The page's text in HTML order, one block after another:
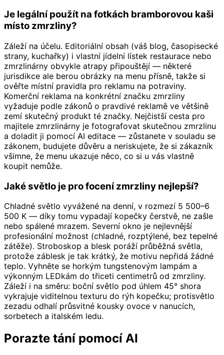
Je legální použít na fotkách bramborovou kaši
místo zmrzliny?
Záleží na účelu. Editoriální obsah (váš blog, časopisecké
strany, kuchařky) i vlastní jídelní lístek restaurace nebo
zmrzlinárny obvykle atrapy připouštějí — některé
jurisdikce ale berou obrázky na menu přísně, takže si
ověřte místní pravidla pro reklamu na potraviny.
Komerční reklama na konkrétní značku zmrzliny
vyžaduje podle zákonů o pravdivé reklamě ve většině
zemí skutečný produkt té značky. Nejčistší cesta pro
majitele zmrzlinárny je fotografovat skutečnou zmrzlinu
a doladit ji pomocí AI editace — zůstanete v souladu se
zákonem, budujete důvěru a neriskujete, že si zákazník
všimne, že menu ukazuje něco, co si u vás vlastně
koupit nemůže.
Jaké světlo je pro focení zmrzliny nejlepší?
Chladné světlo vyvážené na denní, v rozmezí 5 500–6
500 K — díky tomu vypadají kopečky čerstvě, ne zašle
nebo spálené mrazem. Severní okno je nejlevnější
profesionální možnost (chladné, rozptýlené, bez tepelné
zátěže). Stroboskop a blesk poráží průběžná světla,
protože záblesk je tak krátký, že motivu nepřidá žádné
teplo. Vyhněte se horkým tungstenovým lampám a
výkonným LEDkám do třiceti centimetrů od zmrzliny.
Záleží i na směru: boční světlo pod úhlem 45° shora
vykrajuje viditelnou texturu do rýh kopečku; protisvětlo
zezadu odhalí průsvitné kousky ovoce v nanucích,
sorbetech a italském ledu.
Porazte tání pomocí AI